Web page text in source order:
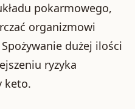
pokarmowego,
organizmowi
dużej ilości
ryzyka
keto.